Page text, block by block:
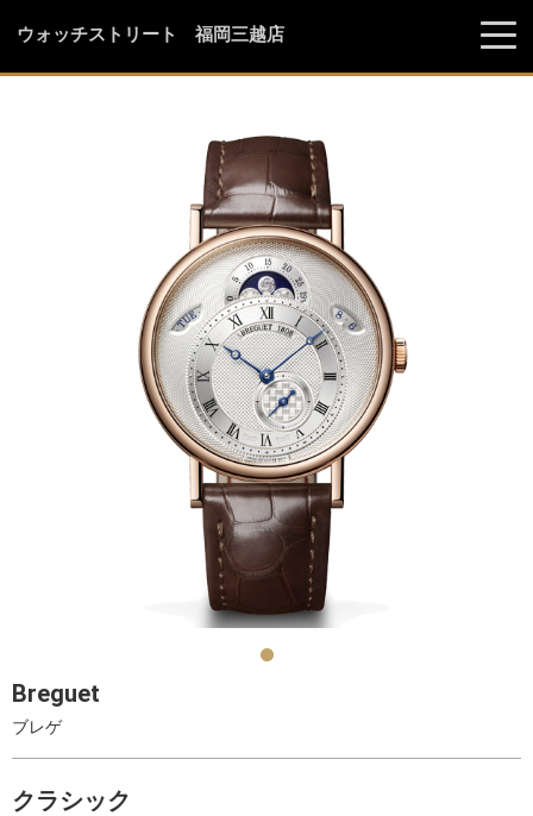
ウォッチストリート 福岡三越店
Breguet
ブレゲ
クラシック